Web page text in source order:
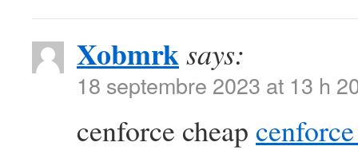
Xobmrksays:
18 septembre 2023 at 13 h
cenforce cheap